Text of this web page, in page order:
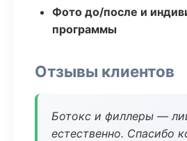
Фото до/после и
программы
Отзывы клиентов
Ботокс и филлеры —
естественно. Спасибо